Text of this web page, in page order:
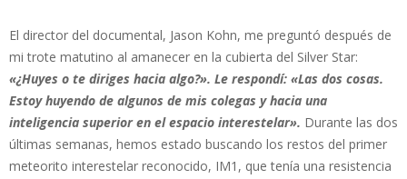
El director del documental, Jason Kohn, me preguntó después de
mi trote matutino al amanecer en la cubierta del Silver Star:
«¿Huyes o te diriges hacia algo?». Le respondí: «Las dos cosas.
Estoy huyendo de algunos de mis colegas y hacia una
inteligencia superior en el espacio interestelar». Durante las dos
últimas semanas, hemos estado buscando los restos del primer
meteorito interestelar reconocido, IM1, que tenía una resistencia